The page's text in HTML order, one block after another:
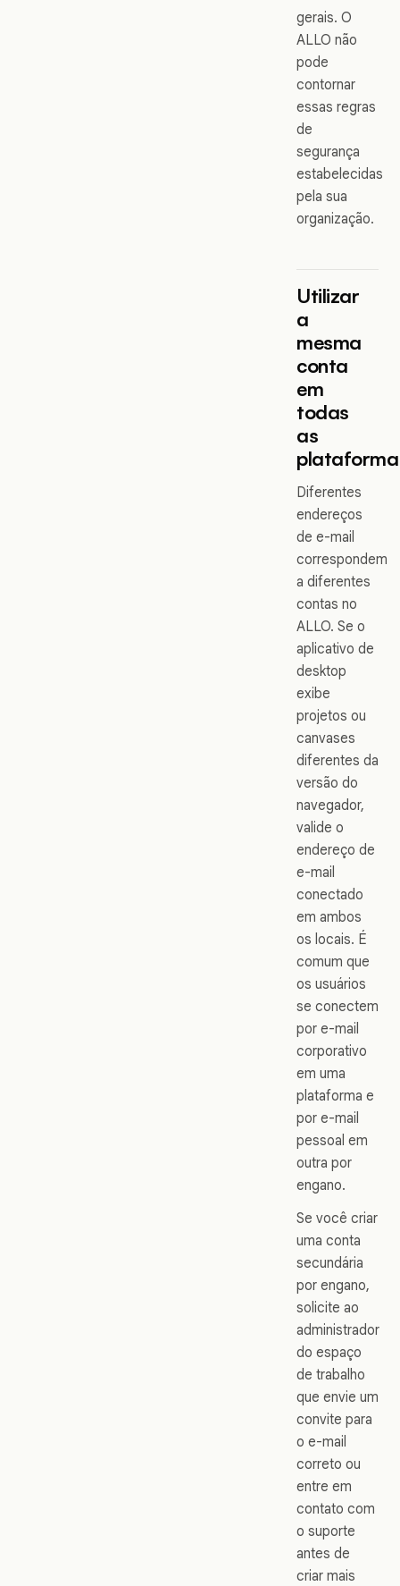
gerais. O
ALLO não
pode
contornar
essas regras
de
segurança
estabelecidas
pela sua
organização.
Utilizar
a
mesma
conta
em
todas
as
Diferentes
endereços
de e-mail
correspondem
a diferentes
contas no
ALLO. Se o
aplicativo de
desktop
exibe
projetos ou
canvases
diferentes da
versão do
navegador,
valide o
endereço de
e-mail
conectado
em ambos
os locais. É
comum que
os usuários
se conectem
por e-mail
corporativo
em uma
plataforma e
por e-mail
pessoal em
outra por
engano.
Se você criar
uma conta
secundária
por engano,
solicite ao
administrador
do espaço
de trabalho
que envie um
convite para
o e-mail
correto ou
entre em
contato com
o suporte
antes de
criar mais